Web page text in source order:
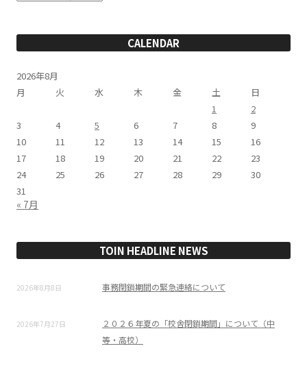
ー
CALENDAR
2026年8月
月
火 水 木 金 土
日
1
2
3
4 5 6 7 8
9
10
11 12 13 14 15
16
17
18 19 20 21 22
23
24
25 26 27 28 29
30
31
« 7月
TOIN HEADLINE NEWS
2026年8月8日 事務閉鎖期間の緊急連絡について
2026年7月27日
２０２６年夏の「校舎閉鎖期間」について（中
等・高校）